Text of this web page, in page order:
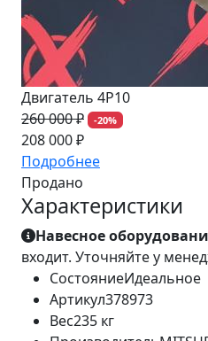
Двигатель 4P10
260 000 ₽
-20%
208 000 ₽
Подробнее
Продано
Характеристики
Навесное
входит. Уточняйте у
СостояниеИдеальное
Артикул378973
Вес235 кг